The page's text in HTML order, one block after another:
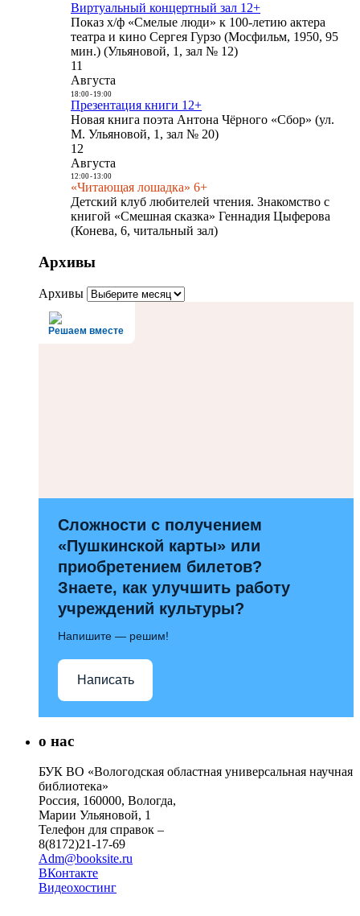
Виртуальный концертный зал 12+
Показ х/ф «Смелые люди» к 100-летию актера
театра и кино Сергея Гурзо (Мосфильм, 1950, 95
мин.) (Ульяновой, 1, зал № 12)
11
Августа
18:00- 19:00
Презентация книги 12+
Новая книга поэта Антона Чёрного «Сбор» (ул.
М. Ульяновой, 1, зал № 20)
12
Августа
12:00- 13:00
«Читающая лошадка» 6+
Детский клуб любителей чтения. Знакомство с
книгой «Смешная сказка» Геннадия Цыферова
(Конева, 6, читальный зал)
Архивы
Архивы
Решаем вместе
Сложности с получением
«Пушкинской карты» или
приобретением билетов?
Знаете, как улучшить работу
учреждений культуры?
Напишите — решим!
Написать
о нас
БУК ВО «Вологодская областная универсальная научная
библиотека»
Россия, 160000, Вологда,
Марии Ульяновой, 1
Телефон для справок –
8(8172)21-17-69
Adm@booksite.ru
ВКонтакте
Видеохостинг